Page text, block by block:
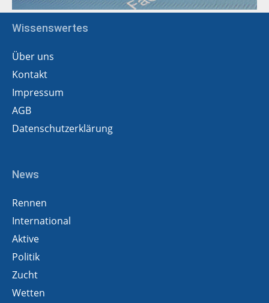
Wissenswertes
Über uns
Kontakt
Impressum
AGB
Datenschutzerklärung
News
Rennen
International
Aktive
Politik
Zucht
Wetten